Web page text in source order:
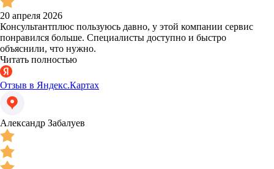
20 апреля 2026
Консультантплюс пользуюсь давно, у этой компании сервис
понравился больше. Специалисты доступно и быстро
объяснили, что нужно.
Читать полностью
Отзыв в Яндекс.Картах
Александр Забалуев